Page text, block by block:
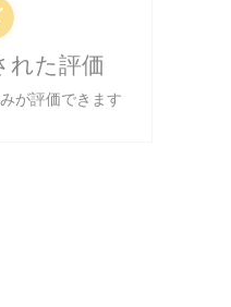
れた評価
が評価できます